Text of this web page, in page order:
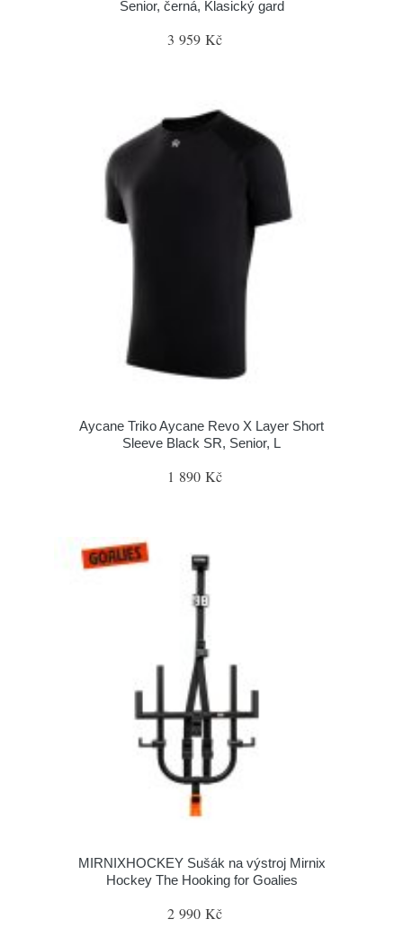
Senior, černá, Klasický gard
3 959 Kč
Aycane Triko Aycane Revo X Layer Short
Sleeve Black SR, Senior, L
1 890 Kč
MIRNIXHOCKEY Sušák na výstroj Mirnix
Hockey The Hooking for Goalies
2 990 Kč